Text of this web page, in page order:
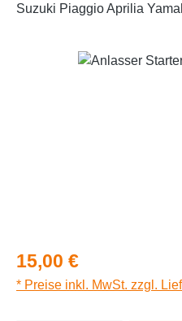
Suzuki Piaggio Aprilia
Bildergalerie überspringen
Regulärer Preis:
15,00 €
* Preise inkl. MwSt. zzgl.